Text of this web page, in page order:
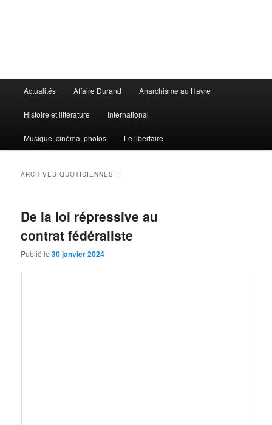
principal
Actualités Affaire Durand Anarchisme au Havre
Histoire et littérature International
Musique, cinéma, photos Le libertaire
ARCHIVES QUOTIDIENNES :
De la loi répressive au
contrat fédéraliste
Publié le30 janvier 2024